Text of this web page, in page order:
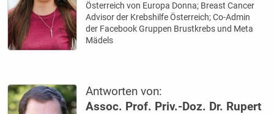
Österreich von Europa Donna; Breast Cancer
Advisor der Krebshilfe Österreich; Co-Admin
der Facebook Gruppen Brustkrebs und Meta
Mädels
Antworten von:
Assoc. Prof. Priv.-Doz. Dr. Rupert